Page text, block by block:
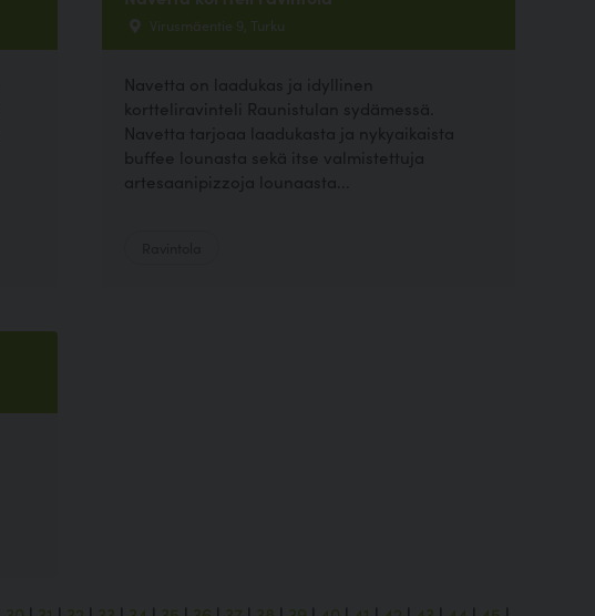
Virusmäentie 9, Turku
Navetta on laadukas ja idyllinen
kortteliravinteli Raunistulan sydämessä.
Navetta tarjoaa laadukasta ja nykyaikaista
buffee lounasta sekä itse valmistettuja
artesaanipizzoja lounaasta...